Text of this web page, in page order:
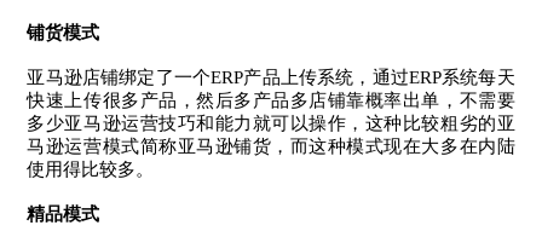
铺货模式
亚马逊店铺绑定了一个ERP产品上传系统，通过ERP系统每天
快速上传很多产品，然后多产品多店铺靠概率出单，不需要
多少亚马逊运营技巧和能力就可以操作，这种比较粗劣的亚
马逊运营模式简称亚马逊铺货，而这种模式现在大多在内陆
使用得比较多。
精品模式